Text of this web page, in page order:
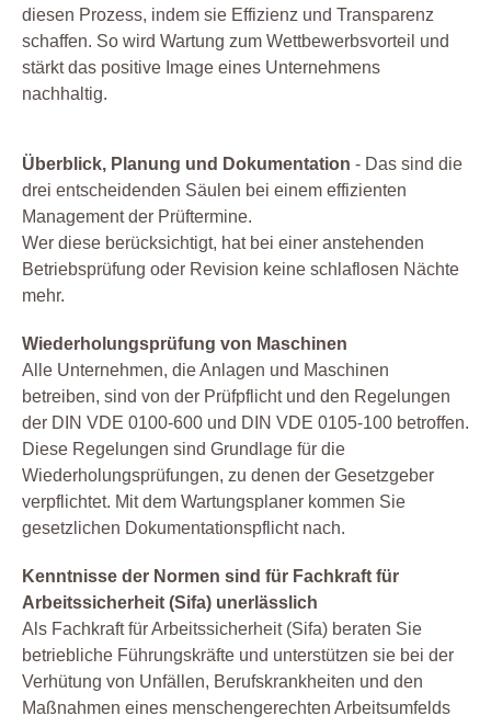
diesen Prozess, indem sie Effizienz und Transparenz
schaffen. So wird Wartung zum Wettbewerbsvorteil und
stärkt das positive Image eines Unternehmens
nachhaltig.
Überblick, Planung und Dokumentation - Das sind die
drei entscheidenden Säulen bei einem effizienten
Management der Prüftermine.
Wer diese berücksichtigt, hat bei einer anstehenden
Betriebsprüfung oder Revision keine schlaflosen Nächte
mehr.
Wiederholungsprüfung von Maschinen
Alle Unternehmen, die Anlagen und Maschinen
betreiben, sind von der Prüfpflicht und den Regelungen
der DIN VDE 0100-600 und DIN VDE 0105-100 betroffen.
Diese Regelungen sind Grundlage für die
Wiederholungsprüfungen, zu denen der Gesetzgeber
verpflichtet. Mit dem Wartungsplaner kommen Sie
gesetzlichen Dokumentationspflicht nach.
Kenntnisse der Normen sind für Fachkraft für
Arbeitssicherheit (Sifa) unerlässlich
Als Fachkraft für Arbeitssicherheit (Sifa) beraten Sie
betriebliche Führungskräfte und unterstützen sie bei der
Verhütung von Unfällen, Berufskrankheiten und den
Maßnahmen eines menschengerechten Arbeitsumfelds